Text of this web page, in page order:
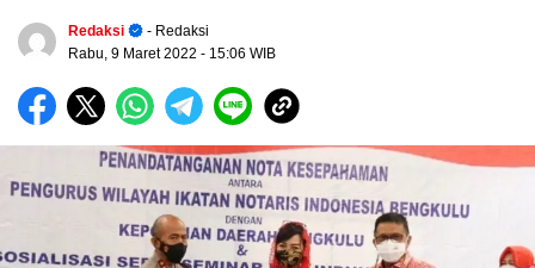
Redaksi
- Redaksi
Rabu, 9 Maret 2022 - 15:06 WIB